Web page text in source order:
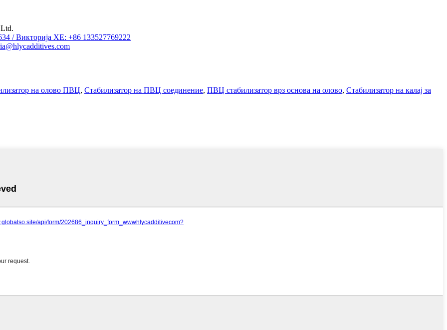
/ Викторија ХЕ: +86 133527769222
на олово ПВЦ, Стабилизатор на ПВЦ соединение, ПВЦ стабилизатор врз основа на олово, Стабилизатор на калај за